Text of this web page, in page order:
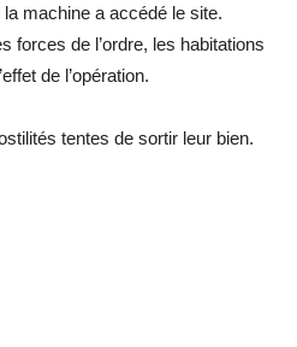
la machine a accédé le site.
forces de l’ordre, les habitations
de l’opération.
tentes de sortir leur bien.